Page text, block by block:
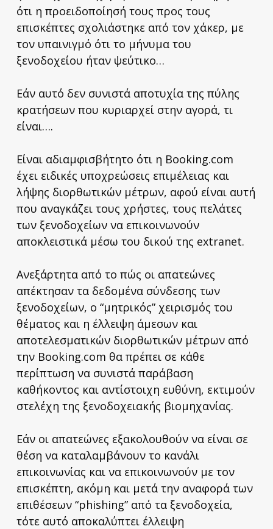
ότι η προειδοποίησή τους προς τους
επισκέπτες σχολιάστηκε από τον χάκερ, με
τον υπαινιγμό ότι το μήνυμα του
ξενοδοχείου ήταν ψεύτικο…
Εάν αυτό δεν συνιστά αποτυχία της πύλης
κρατήσεων που κυριαρχεί στην αγορά, τι
είναι….
Είναι αδιαμφισβήτητο ότι η Booking.com
έχει ειδικές υποχρεώσεις επιμέλειας και
λήψης διορθωτικών μέτρων, αφού είναι αυτή
που αναγκάζει τους χρήστες, τους πελάτες
των ξενοδοχείων να επικοινωνούν
αποκλειστικά μέσω του δικού της extranet.
Ανεξάρτητα από το πώς οι απατεώνες
απέκτησαν τα δεδομένα σύνδεσης των
ξενοδοχείων, ο “μητρικός” χειρισμός του
θέματος και η έλλειψη άμεσων και
αποτελεσματικών διορθωτικών μέτρων από
την Booking.com θα πρέπει σε κάθε
περίπτωση να συνιστά παράβαση
καθήκοντος και αντίστοιχη ευθύνη, εκτιμούν
στελέχη της ξενοδοχειακής βιομηχανίας.
Εάν οι απατεώνες εξακολουθούν να είναι σε
θέση να καταλαμβάνουν το κανάλι
επικοινωνίας και να επικοινωνούν με τον
επισκέπτη, ακόμη και μετά την αναφορά των
επιθέσεων “phishing” από τα ξενοδοχεία,
τότε αυτό αποκαλύπτει έλλειψη